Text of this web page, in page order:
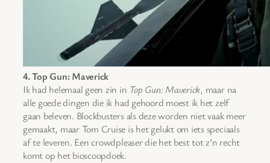
4. Top Gun: Maverick
Ik had helemaal geen zin in Top Gun: Maverick, maar na
alle goede dingen die ik had gehoord moest ik het zelf
gaan beleven. Blockbusters als deze worden niet vaak meer
gemaakt, maar Tom Cruise is het gelukt om iets speciaals
af te leveren. Een crowdpleaser die het best tot z’n recht
komt op het bioscoopdoek.